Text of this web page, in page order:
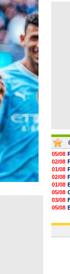
05/08
02/08
01/08
02/08
01/08
05/08
03/08
05/08
03/08